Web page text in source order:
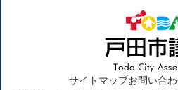
サイトマップお問い合